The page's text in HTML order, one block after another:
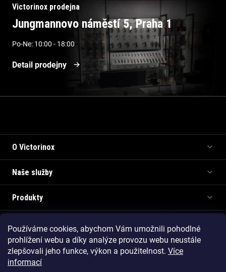
Používáme cookies, abychom Vám umožnili pohodlné
prohlížení webu a díky analýze provozu webu neustále
zlepšovali jeho funkce, výkon a použitelnost. Více
informací
Victorinox prodejna
Jungmannovo náměstí 5, Praha 1
Po-Ne: 10:00 - 18:00
Detail prodejny
O Victorinox
Naše služby
Produkty
Vytvořil Shoptet Premium
Copyright 2026 Victorinox.cz . Všechna práva vyhrazena.